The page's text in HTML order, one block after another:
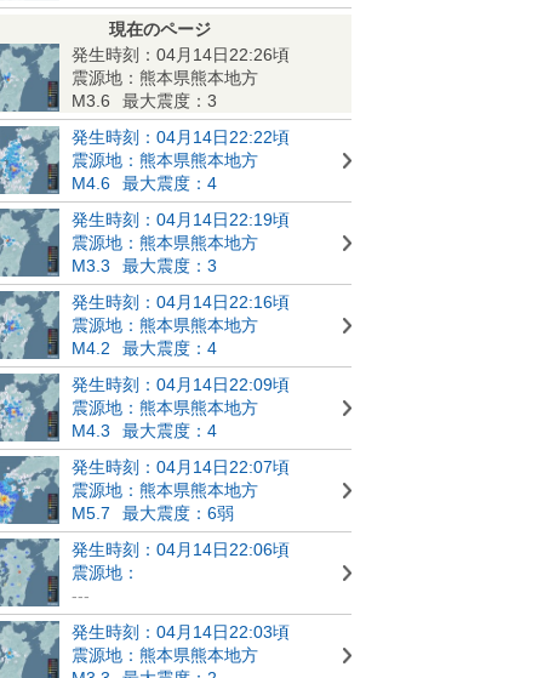
現在のページ
発生時刻：04月14日22:26頃
震源地：熊本県熊本地方
M3.6
最大震度：3
発生時刻：04月14日22:22頃
震源地：熊本県熊本地方
M4.6
最大震度：4
発生時刻：04月14日22:19頃
震源地：熊本県熊本地方
M3.3
最大震度：3
発生時刻：04月14日22:16頃
震源地：熊本県熊本地方
M4.2
最大震度：4
発生時刻：04月14日22:09頃
震源地：熊本県熊本地方
M4.3
最大震度：4
発生時刻：04月14日22:07頃
震源地：熊本県熊本地方
M5.7
最大震度：6弱
発生時刻：04月14日22:06頃
震源地：
---
発生時刻：04月14日22:03頃
震源地：熊本県熊本地方